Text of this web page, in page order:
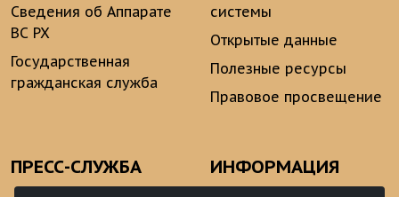
Сведения об Аппарате
ВС РХ
Государственная
гражданская служба
системы
Открытые данные
Полезные ресурсы
Правовое просвещение
ПРЕСС-СЛУЖБА ИНФОРМАЦИЯ